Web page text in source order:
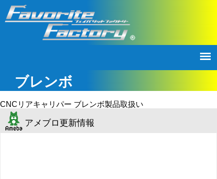
ブレンボ
CNCリアキャリパー ブレンボ製品取扱い
アメブロ更新情報